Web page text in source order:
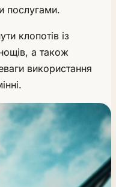
послугами.
клопотів із
а також
використання